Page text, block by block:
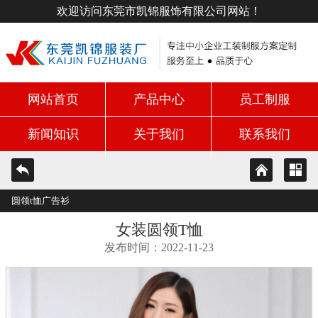
欢迎访问东莞市凯锦服饰有限公司网站！
网站首页 产品中心 员工制服
新闻知识 关于我们 联系我们
圆领t恤广告衫
女装圆领T恤
发布时间：2022-11-23